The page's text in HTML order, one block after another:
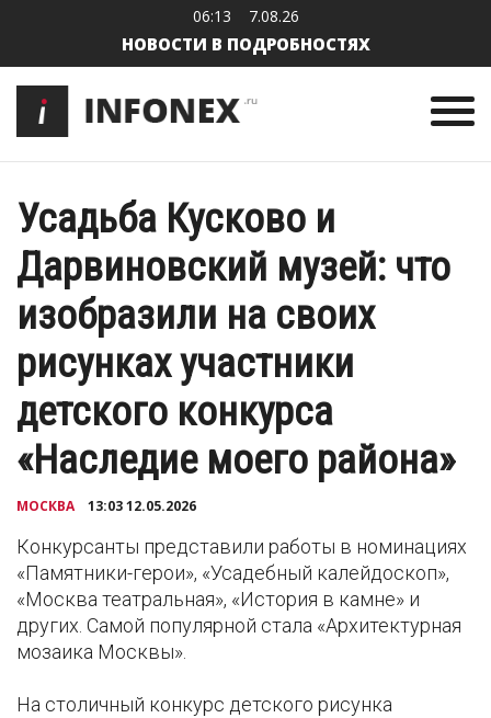
06:13 7.08.26
НОВОСТИ В ПОДРОБНОСТЯХ
Усадьба Кусково и
Дарвиновский музей: что
изобразили на своих
рисунках участники
детского конкурса
«Наследие моего района»
МОСКВА 13:03 12.05.2026
Конкурсанты представили работы в номинациях
«Памятники-герои», «Усадебный калейдоскоп»,
«Москва театральная», «История в камне» и
других. Самой популярной стала «Архитектурная
мозаика Москвы».
На столичный конкурс детского рисунка